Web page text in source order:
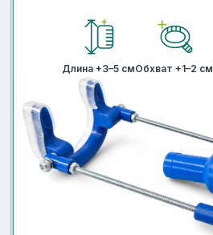
Длина +3–5 смОбхват +1–2 см